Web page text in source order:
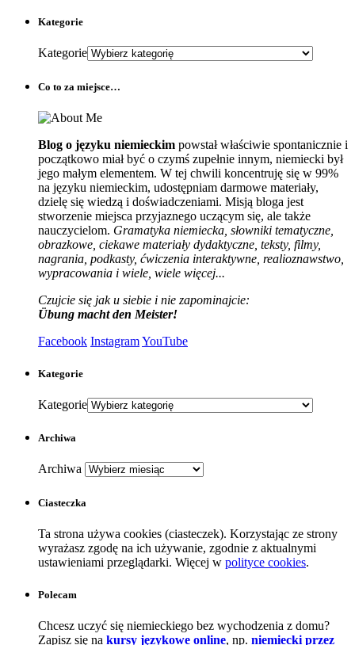
Kategorie
Kategorie
Co to za miejsce…
Blog o języku niemieckim powstał właściwie spontanicznie i
początkowo miał być o czymś zupełnie innym, niemiecki był
jego małym elementem. W tej chwili koncentruję się w 99%
na języku niemieckim, udostępniam darmowe materiały,
dzielę się wiedzą i doświadczeniami. Misją bloga jest
stworzenie miejsca przyjaznego uczącym się, ale także
nauczycielom. Gramatyka niemiecka, słowniki tematyczne,
obrazkowe, ciekawe materiały dydaktyczne, teksty, filmy,
nagrania, podkasty, ćwiczenia interaktywne, realioznawstwo,
wypracowania i wiele, wiele więcej...
Czujcie się jak u siebie i nie zapominajcie:
Übung macht den Meister!
Facebook InstagramYouTube
Kategorie
Kategorie
Archiwa
Archiwa
Ciasteczka
Ta strona używa cookies (ciasteczek). Korzystając ze strony
wyrażasz zgodę na ich używanie, zgodnie z aktualnymi
ustawieniami przeglądarki. Więcej w polityce cookies.
Polecam
Chcesz uczyć się niemieckiego bez wychodzenia z domu?
Zapisz się na kursy językowe online, np. niemiecki przez